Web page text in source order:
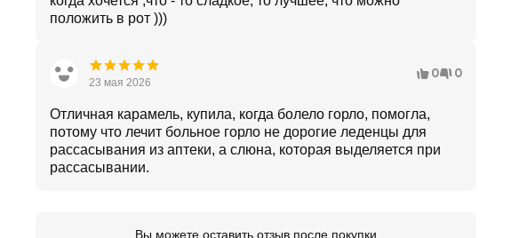
положить в рот )))
23 мая 2026
0 0
Отличная карамель, купила, когда болело горло, помогла,
потому что лечит больное горло не дорогие леденцы для
рассасывания из аптеки, а слюна, которая выделяется при
рассасывании.
Вы можете оставить отзыв после покупки